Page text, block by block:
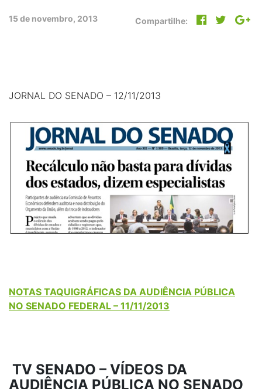
15 de novembro, 2013 Compartilhe:
JORNAL DO SENADO – 12/11/2013
NOTAS TAQUIGRÁFICAS DA AUDIÊNCIA PÚBLICA
NO SENADO FEDERAL – 11/11/2013
TV SENADO – VÍDEOS DA
AUDIÊNCIA PÚBLICA NO SENADO